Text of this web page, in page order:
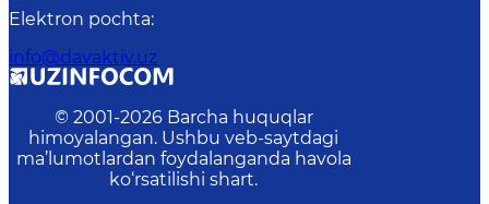
Elektron pochta:
info@davaktiv.uz
© 2001-2026 Barcha huquqlar
himoyalangan. Ushbu veb-saytdagi
ma’lumotlardan foydalanganda havola
ko‘rsatilishi shart.